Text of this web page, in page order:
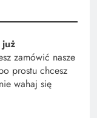
zamówić nasze
prostu chcesz
wahaj się